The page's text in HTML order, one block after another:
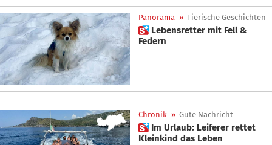
Panorama » Tierische Geschichten
 Lebensretter mit Fell &
Federn
Chronik » Gute Nachricht
 Im Urlaub: Leiferer rettet
Kleinkind das Leben